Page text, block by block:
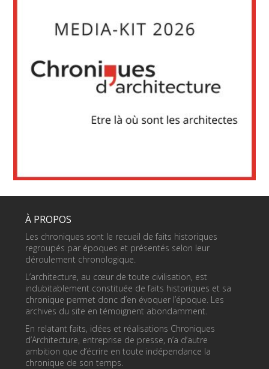
À PROPOS
Les chroniques sont le recueil de faits historiques
regroupés par époques et présentés selon leur
déroulement chronologique.
L’architecture, au cœur de toute civilisation, est
indubitablement constituée de faits historiques et sa
chronique permet donc d’en évoquer l’époque. Les
archives du site en témoignent abondamment.
En relatant faits, idées et réalisations Chroniques
d’Architecture, entreprise de presse, n’a d’autre
ambition que d’écrire en toute indépendance la
chronique de son temps.